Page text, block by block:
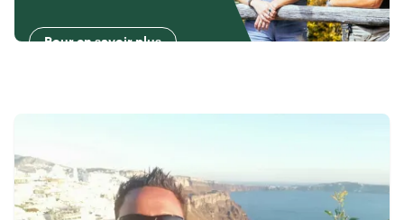
Pour en savoir plus